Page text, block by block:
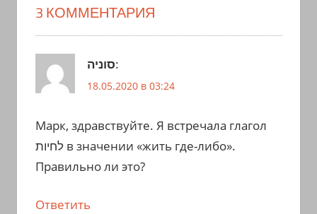
3 КОММЕНТАРИЯ
סוניה:
18.05.2020 в 03:24
Марк, здравствуйте. Я встречала глагол
לחיות в значении «жить где-либо».
Правильно ли это?
Ответить